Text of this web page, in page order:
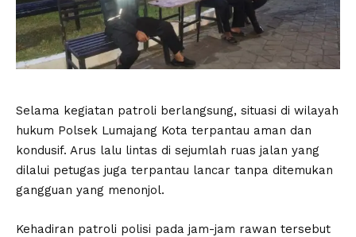
Selama kegiatan patroli berlangsung, situasi di wilayah
hukum Polsek Lumajang Kota terpantau aman dan
kondusif. Arus lalu lintas di sejumlah ruas jalan yang
dilalui petugas juga terpantau lancar tanpa ditemukan
gangguan yang menonjol.
Kehadiran patroli polisi pada jam-jam rawan tersebut